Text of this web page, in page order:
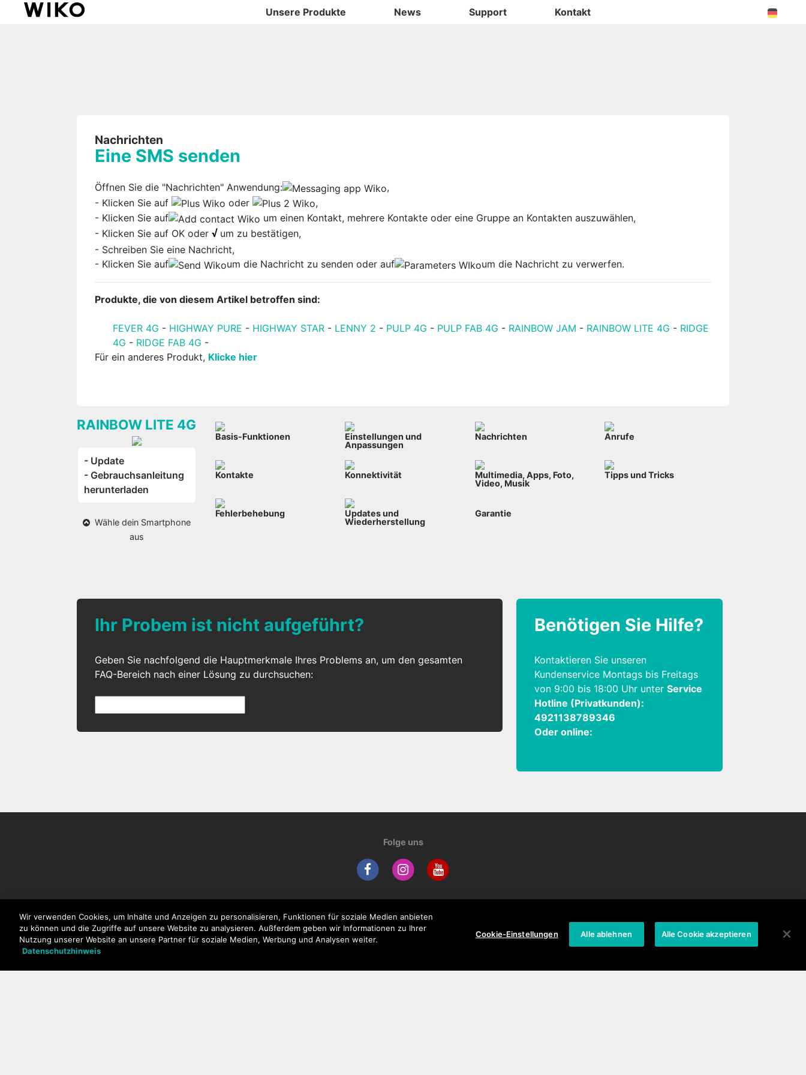
Unsere Produkte News Support Kontakt
Nachrichten
Eine SMS senden
Öffnen Sie die "Nachrichten" Anwendung:
,
- Klicken Sie auf
oder
,
- Klicken Sie auf
um einen Kontakt, mehrere Kontakte oder eine Gruppe an Kontakten auszuwählen,
- Klicken Sie auf OK oder√um zu bestätigen,
- Schreiben Sie eine Nachricht,
- Klicken Sie auf
um die Nachricht zu senden oder auf um die Nachricht zu verwerfen.
Produkte, die von diesem Artikel betroffen sind:
FEVER 4G - HIGHWAY PURE - HIGHWAY STAR - LENNY 2 - PULP 4G - PULP FAB 4G - RAINBOW JAM - RAINBOW LITE 4G - RIDGE
4G - RIDGE FAB 4G -
Für ein anderes Produkt, Klicke hier
RAINBOW LITE 4G
- Update
- Gebrauchsanleitung
herunterladen
Wähle dein Smartphone
aus
Basis-Funktionen
Einstellungen und
Anpassungen
Nachrichten Anrufe
Kontakte Konnektivität
Multimedia, Apps, Foto,
Video, Musik
Tipps und Tricks
Fehlerbehebung
Updates und
Wiederherstellung
Garantie
Ihr Probem ist nicht aufgeführt?
Geben Sie nachfolgend die Hauptmerkmale Ihres Problems an, um den gesamten
FAQ-Bereich nach einer Lösung zu durchsuchen:
Benötigen Sie Hilfe?
Kontaktieren Sie unseren
Kundenservice Montags bis Freitags
von 9:00 bis 18:00 Uhr unter Service
Hotline (Privatkunden):
4921138789346
Oder online:
Folge uns
NEWSLETTER Unsere Produkte Unternehmen
Präsentation
Support Kontakt
Vertrieb
Stellenangebote
Stellenangebote
Wir verwenden Cookies, um Inhalte und Anzeigen zu personalisieren, Funktionen für soziale Medien anbieten
zu können und die Zugriffe auf unsere Website zu analysieren. Außferdem geben wir Informationen zu Ihrer
Nutzung unserer Website an unsere Partner für soziale Medien, Werbung und Analysen weiter.
Datenschutzhinweis
Cookie-Einstellungen Alle ablehnen Alle Cookie akzeptieren